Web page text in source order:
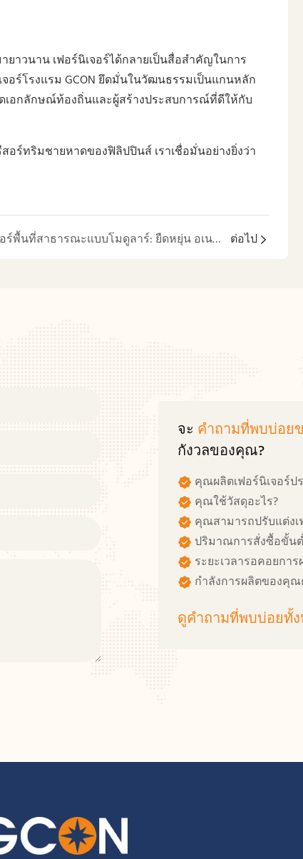
าวนาน เฟอร์นิเจอร์ได้กลายเป็นสื่อสำคัญในการ
อร์โรงแรม GCON ยึดมั่นในวัฒนธรรมเป็นแกนหลัก
เอกลักษณ์ท้องถิ่นและผู้สร้างประสบการณ์ที่ดีให้กับ
ร์ทริมชายหาดของฟิลิปปินส์ เราเชื่อมั่นอย่างยิ่งว่า
เฟอร์นิเจอร์พื้นที่สาธารณะแบบโมดูลาร์: ยืดหยุ่น อเนกประสงค์ และปรับใช้ได้อย่างรวดเร็ว ต่อไป
จะ คำถามที่พบบ่อย
กังวลของคุณ?
คุณผลิตเฟอร์นิเจอร์ป
คุณใช้วัสดุอะไร?
คุณสามารถปรับแต่งเ
ปริมาณการสั่งซื้อขั้น
ระยะเวลารอคอยก
กำลังการผลิตของคุณ
ดูคำถามที่พบบ่อยทั้